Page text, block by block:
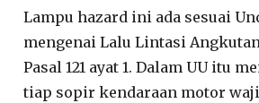
Lampu hazard ini ada sesuai
mengenai Lalu Lintasi Angkutan
Pasal 121 ayat 1. Dalam UU itu
tiap sopir kendaraan motor